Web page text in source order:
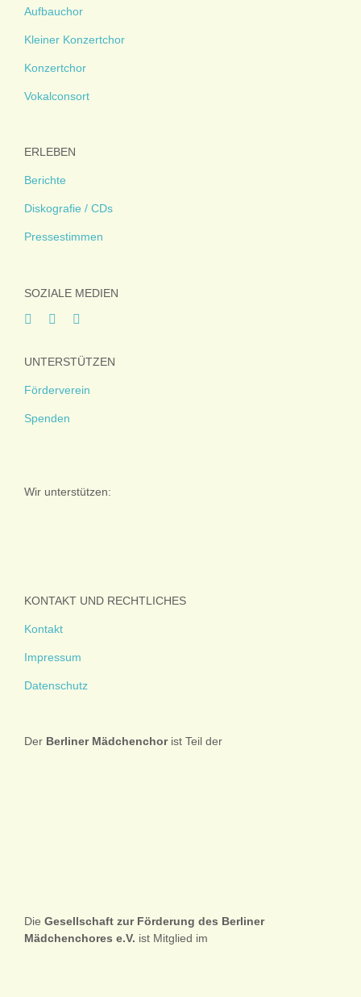
Aufbauchor
Kleiner Konzertchor
Konzertchor
Vokalconsort
ERLEBEN
Berichte
Diskografie / CDs
Pressestimmen
SOZIALE MEDIEN
UNTERSTÜTZEN
Förderverein
Spenden
Wir unterstützen:
KONTAKT UND RECHTLICHES
Kontakt
Impressum
Datenschutz
Der Berliner Mädchenchorist Teil der
Die Gesellschaft zur Förderung des Berliner
Mädchenchores e.V. ist Mitglied im